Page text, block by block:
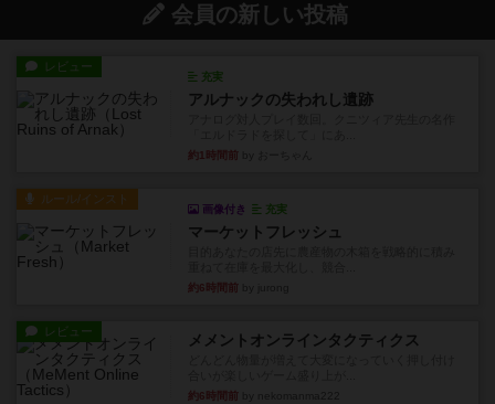
会員の新しい投稿
レビュー
充実
アルナックの失われし遺跡
約1時間前
ルール/インスト
画像付き 充実
マーケットフレッシュ
約6時間前
レビュー メメントオンラインタクティクス
約6時間前